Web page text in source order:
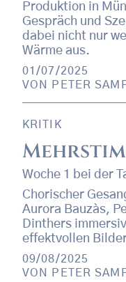
Produktion in
Gespräch und
dabei nicht nur
Wärme aus.
01/07/2025
VON
PETER
KRITIK
Woche 1 bei der
Chorischer
Aurora Bauzàs,
Dinthers
effektvollen
09/08/2025
VON
PETER